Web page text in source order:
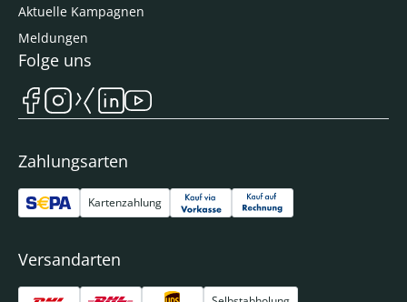
Aktuelle Kampagnen
Meldungen
Zahlungsarten
Kartenzahlung
Versandarten
Folge uns